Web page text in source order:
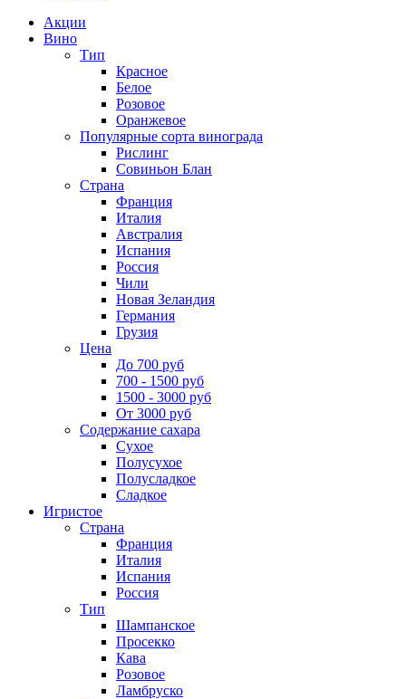
Акции
Вино
Тип
Красное
Белое
Розовое
Оранжевое
Популярные сорта винограда
Рислинг
Совиньон Блан
Страна
Франция
Италия
Австралия
Испания
Россия
Чили
Новая Зеландия
Германия
Грузия
Цена
До 700 руб
700 - 1500 руб
1500 - 3000 руб
От 3000 руб
Содержание сахара
Сухое
Полусухое
Полусладкое
Сладкое
Игристое
Страна
Франция
Италия
Испания
Россия
Тип
Шампанское
Просекко
Кава
Розовое
Ламбруско